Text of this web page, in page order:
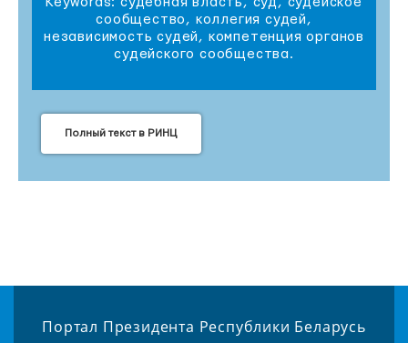
сообщество, коллегия судей,
независимость судей, компетенция органов
судейского сообщества.
Полный текст в РИНЦ
Портал Президента Республики Беларусь